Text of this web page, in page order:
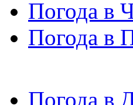
Погода в
Погода в
Погода в